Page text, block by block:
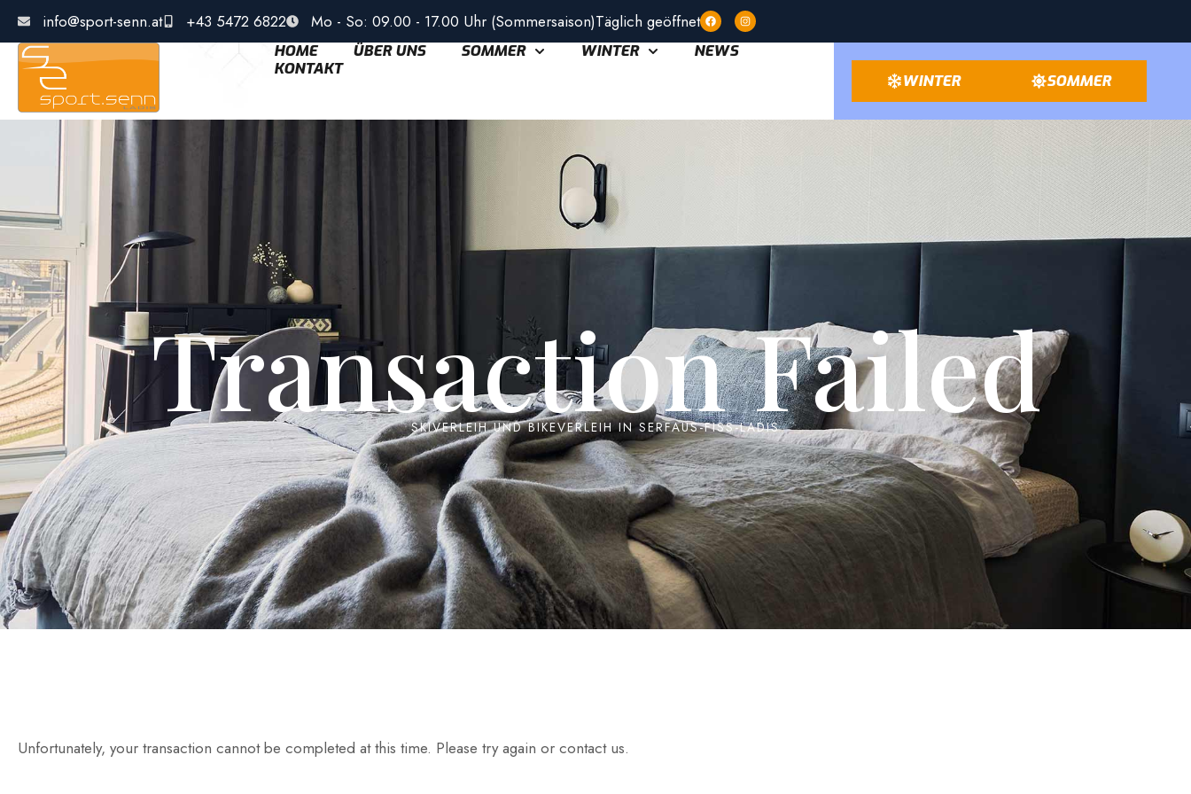
info@sport-senn.at +43 5472 6822 Mo - So: 09.00 - 17.00 Uhr (Sommersaison)Täglich geöffnet
HOME ÜBER UNS SOMMER WINTER
NEWS
KONTAKT
WINTER SOMMER
Transaction Failed
SKIVERLEIH UND BIKEVERLEIH IN SERFAUS-FISS-LADIS
Unfortunately, your transaction cannot be completed at this time. Please try again or contact us.